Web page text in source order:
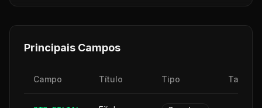
Principais Campos
Campo Título Tipo